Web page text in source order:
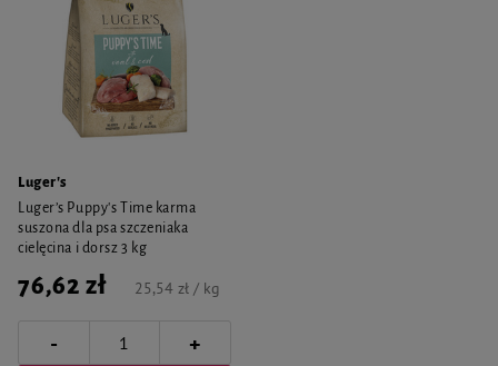
Luger's
Luger’s Puppy's Time karma
suszona dla psa szczeniaka
cielęcina i dorsz 3 kg
76,62 zł 25,54 zł / kg
- +